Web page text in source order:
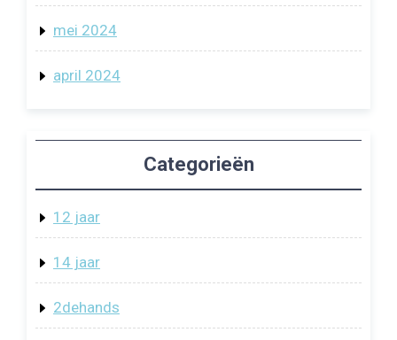
mei 2024
april 2024
Categorieën
12 jaar
14 jaar
2dehands